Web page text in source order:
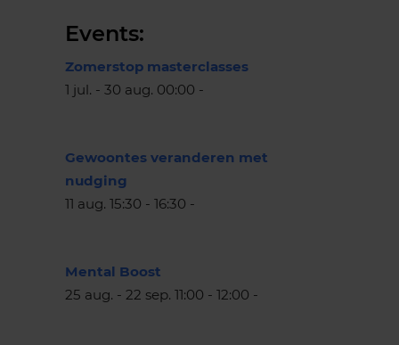
Events:
Zomerstop masterclasses
1 jul. - 30 aug. 00:00 -
Gewoontes veranderen met
nudging
11 aug. 15:30 - 16:30 -
Mental Boost
25 aug. - 22 sep. 11:00 - 12:00 -